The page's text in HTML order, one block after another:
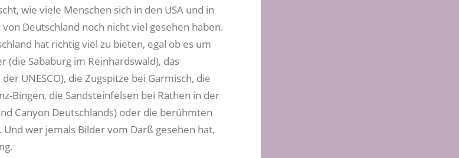
wie viele Menschen sich in den USA und in
Deutschland noch nicht viel gesehen haben.
hat richtig viel zu bieten, egal ob es um
(die Sababurg im Reinhardswald), das
UNESCO), die Zugspitze bei Garmisch, die
Bingen, die Sandsteinfelsen bei Rathen in der
Canyon Deutschlands) oder die berühmten
wer jemals Bilder vom Darß gesehen hat,